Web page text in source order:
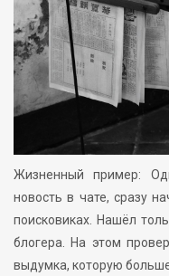
Жизненный пример:
новость в чате, сразу
поисковиках. Нашёл
блогера. На этом
выдумка, которую